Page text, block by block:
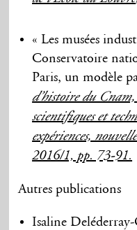
« Les musées
Conservatoire
Paris, un modèle
d’histoire du Cnam,
scientifiques et
expériences,
2016/1, pp. 73-91.
Autres publications
Isaline